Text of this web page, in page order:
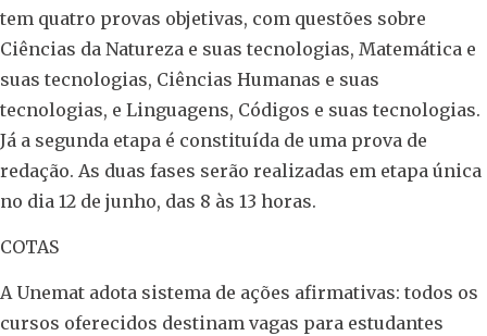
tem quatro provas objetivas, com questões sobre
Ciências da Natureza e suas tecnologias, Matemática e
suas tecnologias, Ciências Humanas e suas
tecnologias, e Linguagens, Códigos e suas tecnologias.
Já a segunda etapa é constituída de uma prova de
redação. As duas fases serão realizadas em etapa única
no dia 12 de junho, das 8 às 13 horas.
COTAS
A Unemat adota sistema de ações afirmativas: todos os
cursos oferecidos destinam vagas para estudantes